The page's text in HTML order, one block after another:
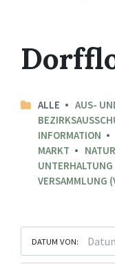
ALLE
AUS-
INFORMATION
MARKT
NATUR
UNTERHALTUNG
VERSAMMLUNG
DATUM VON: